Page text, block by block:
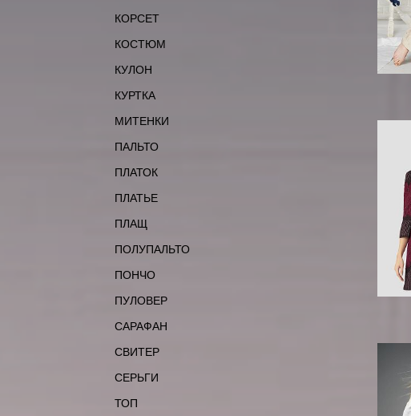
КОРСЕТ
КОСТЮМ
КУЛОН
КУРТКА
МИТЕНКИ
ПАЛЬТО
ПЛАТОК
ПЛАТЬЕ
ПЛАЩ
ПОЛУПАЛЬТО
ПОНЧО
ПУЛОВЕР
САРАФАН
СВИТЕР
СЕРЬГИ
ТОП